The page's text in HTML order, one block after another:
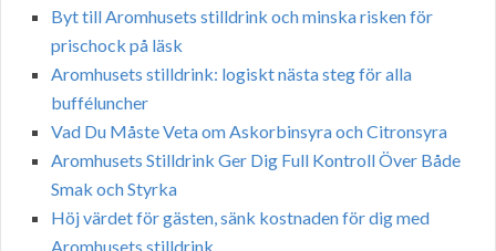
Byt till Aromhusets stilldrink och minska risken för
prischock på läsk
Aromhusets stilldrink: logiskt nästa steg för alla
bufféluncher
Vad Du Måste Veta om Askorbinsyra och Citronsyra
Aromhusets Stilldrink Ger Dig Full Kontroll Över Både
Smak och Styrka
Höj värdet för gästen, sänk kostnaden för dig med
Aromhusets stilldrink